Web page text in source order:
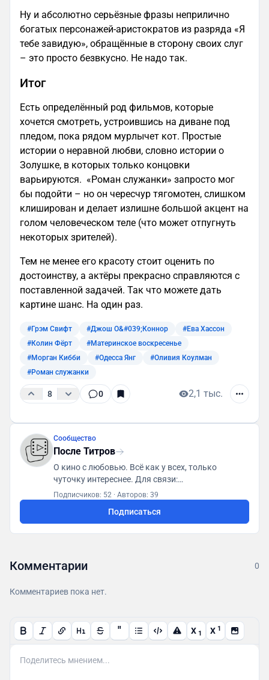
Ну и абсолютно серьёзные фразы неприлично
богатых персонажей-аристократов из разряда «Я
тебе завидую», обращённые в сторону своих слуг
– это просто безвкусно. Не надо так.
Итог
Есть определённый род фильмов, которые
хочется смотреть, устроившись на диване под
пледом, пока рядом мурлычет кот. Простые
истории о неравной любви, словно истории о
Золушке, в которых только концовки
варьируются. «Роман служанки» запросто мог
бы подойти – но он чересчур тягомотен, слишком
клиширован и делает излишне большой акцент на
голом человеческом теле (что может отпугнуть
некоторых зрителей).
Тем не менее его красоту стоит оценить по
достоинству, а актёры прекрасно справляются с
поставленной задачей. Так что можете дать
картине шанс. На один раз.
#Грэм Свифт #Джош О&#039;Коннор
#Ева Хассон
#Колин Фёрт
#Материнское воскресенье
#Морган Кибби
#Одесса Янг
#Оливия Коулман
#Роман служанки
8 0 2,1 тыс.
Сообщество
После Титров
О кино с любовью. Всё как у всех, только
чуточку интереснее. Для связи:
posletitrov@yandex.ru
Подписчиков: 52 · Авторов: 39
Подписаться
Комментарии 0
Комментариев пока нет.
" X 1 X 1